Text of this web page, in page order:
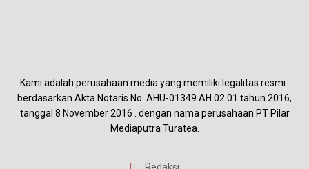
Kami adalah perusahaan media yang memiliki legalitas resmi.
berdasarkan Akta Notaris No. AHU-01349.AH.02.01 tahun 2016,
tanggal 8 November 2016 . dengan nama perusahaan PT Pilar
Mediaputra Turatea.
Redaksi